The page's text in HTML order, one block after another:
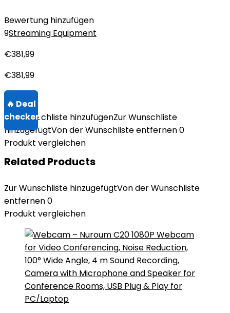
Bewertung hinzufügen
9Streaming Equipment
€381,99
€381,99
Zur Wunschliste hinzufügenZur Wunschliste
hinzugefügtVon der Wunschliste entfernen0
Produkt vergleichen
Related Products
Zur Wunschliste hinzugefügtVon der Wunschliste
entfernen0
Produkt vergleichen